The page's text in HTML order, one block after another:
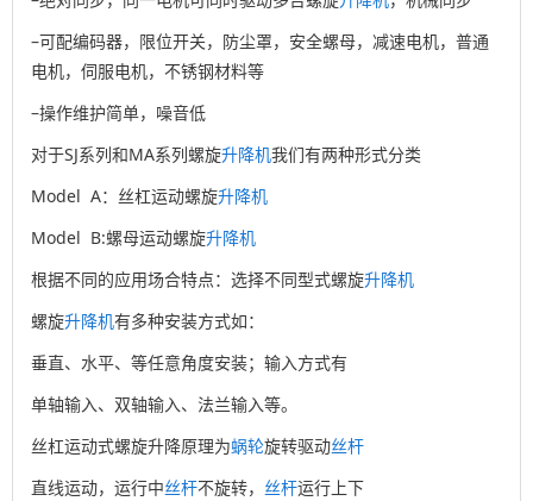
–可配编码器，限位开关，防尘罩，安全螺母，减速电机，普通
电机，伺服电机，不锈钢材料等
–操作维护简单，噪音低
对于SJ系列和MA系列螺旋升降机我们有两种形式分类
Model A：丝杠运动螺旋升降机
Model B:螺母运动螺旋升降机
根据不同的应用场合特点：选择不同型式螺旋升降机
螺旋升降机有多种安装方式如：
垂直、水平、等任意角度安装；输入方式有
单轴输入、双轴输入、法兰输入等。
丝杠运动式螺旋升降原理为蜗轮旋转驱动丝杆
直线运动，运行中丝杆不旋转， 丝杆运行上下